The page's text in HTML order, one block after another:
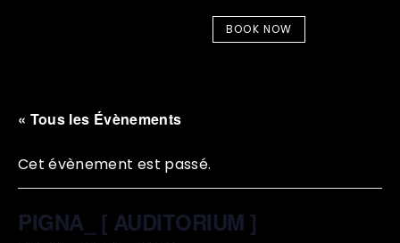
BOOK NOW
« Tous les Évènements
Cet évènement est passé.
PIGNA_ [ AUDITORIUM ]